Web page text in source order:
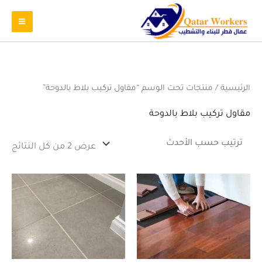
الرئيسية / منتجات تحت الوسم “مقاول تركيب بلاط بالدوحة”
مقاول تركيب بلاط بالدوحة
عرض ⁦2⁩ من كل النتائج